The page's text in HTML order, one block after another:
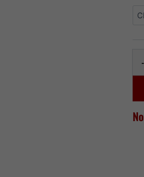
Vice
Salt
-